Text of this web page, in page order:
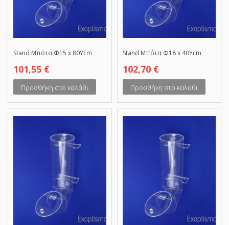
Stand Μπότα Φ15 x 80Υcm
101,55 €
Προσθήκη στο καλάθι
Stand Μπότα Φ18 x 40Υcm
102,70 €
Προσθήκη στο καλάθι